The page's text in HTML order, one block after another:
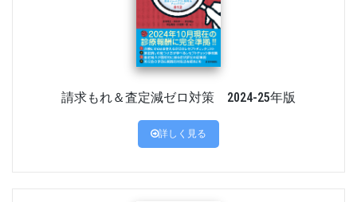
請求もれ＆査定減ゼロ対策 2024-25年版
詳しく見る